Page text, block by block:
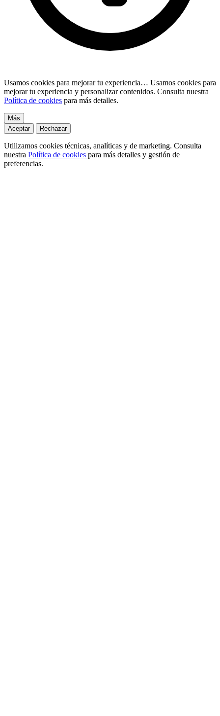
Usamos cookies para mejorar tu experiencia… Usamos cookies para
mejorar tu experiencia y personalizar contenidos. Consulta nuestra
Política de cookies para más detalles.
Más
Aceptar
Rechazar
Utilizamos cookies técnicas, analíticas y de marketing. Consulta
nuestra Política de cookies para más detalles y gestión de
preferencias.